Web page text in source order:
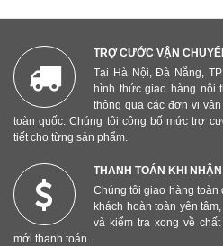
TRỢ CƯỚC VẬN
Tại Hà Nội, Đà Nẵng,
hình thức giao hàng nội
thông qua các đơn vị
toàn quốc. Chúng tôi công bố mức trợ
tiết cho từng sản phẩm.
THANH TOÁN KHI
Chúng tôi giao hàng toàn
khách hoàn toàn yên
và kiểm tra xong về
mới thanh toán.